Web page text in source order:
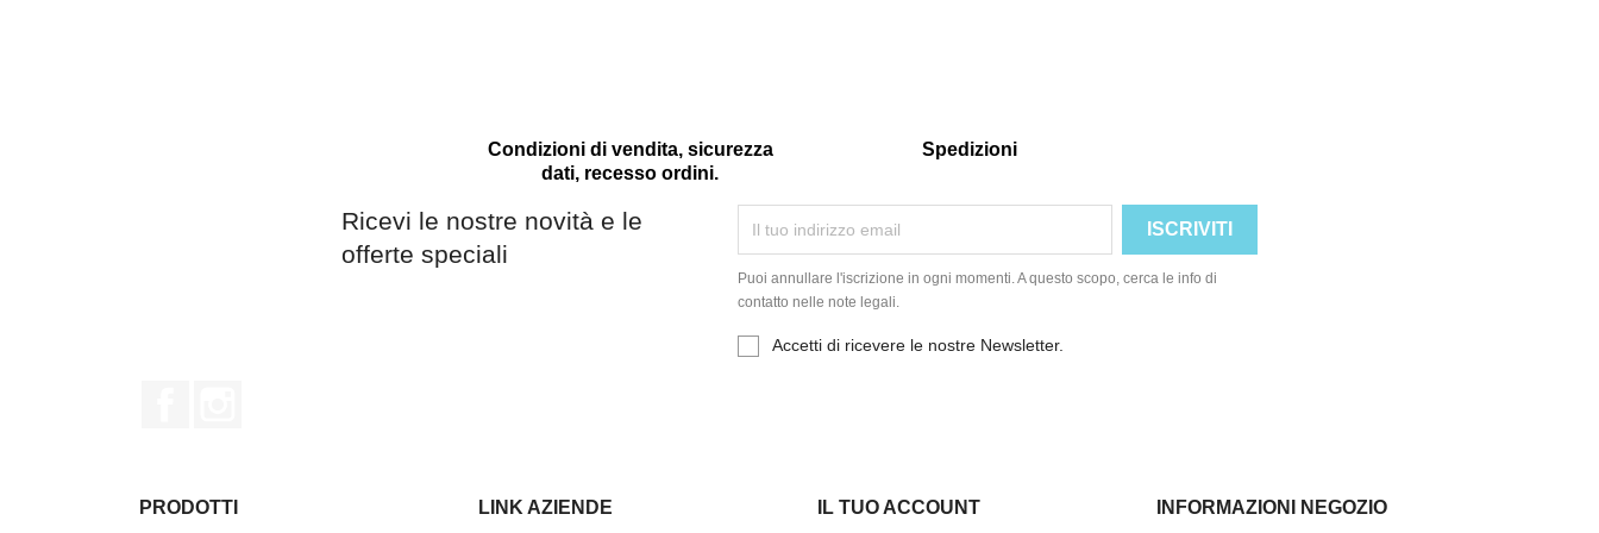
Condizioni di vendita, sicurezza
dati, recesso ordini.
Spedizioni
Ricevi le nostre novità e le
offerte speciali
Puoi annullare l'iscrizione in ogni momenti. A questo scopo, cerca le info di
contatto nelle note legali.
Accetti di ricevere le nostre Newsletter.
PRODOTTI LINK AZIENDE IL TUO ACCOUNT INFORMAZIONI NEGOZIO